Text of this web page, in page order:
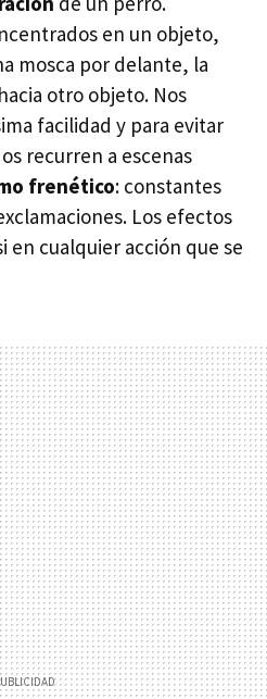
en un objeto,
mosca por delante, la
otro objeto. Nos
facilidad y para evitar
recurren a escenas
frenético: constantes
Los efectos
en cualquier acción que se